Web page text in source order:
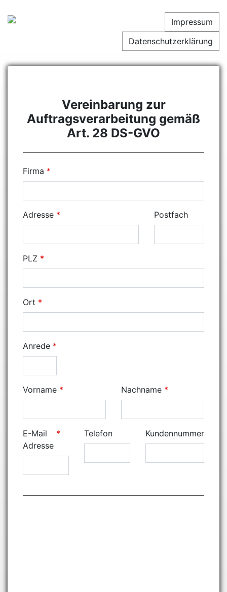
Impressum
Datenschutzerklärung
Vereinbarung zur
Auftragsverarbeitung gemäß
Art. 28 DS-GVO
Firma
Adresse Postfach
PLZ
Ort
Anrede
Vorname Nachname
E-Mail
Adresse
Telefon Kundennummer